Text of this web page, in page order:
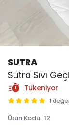
SUTRA
Sutra Sıvı
Tükeniyor
1
Ürün Kodu: 12